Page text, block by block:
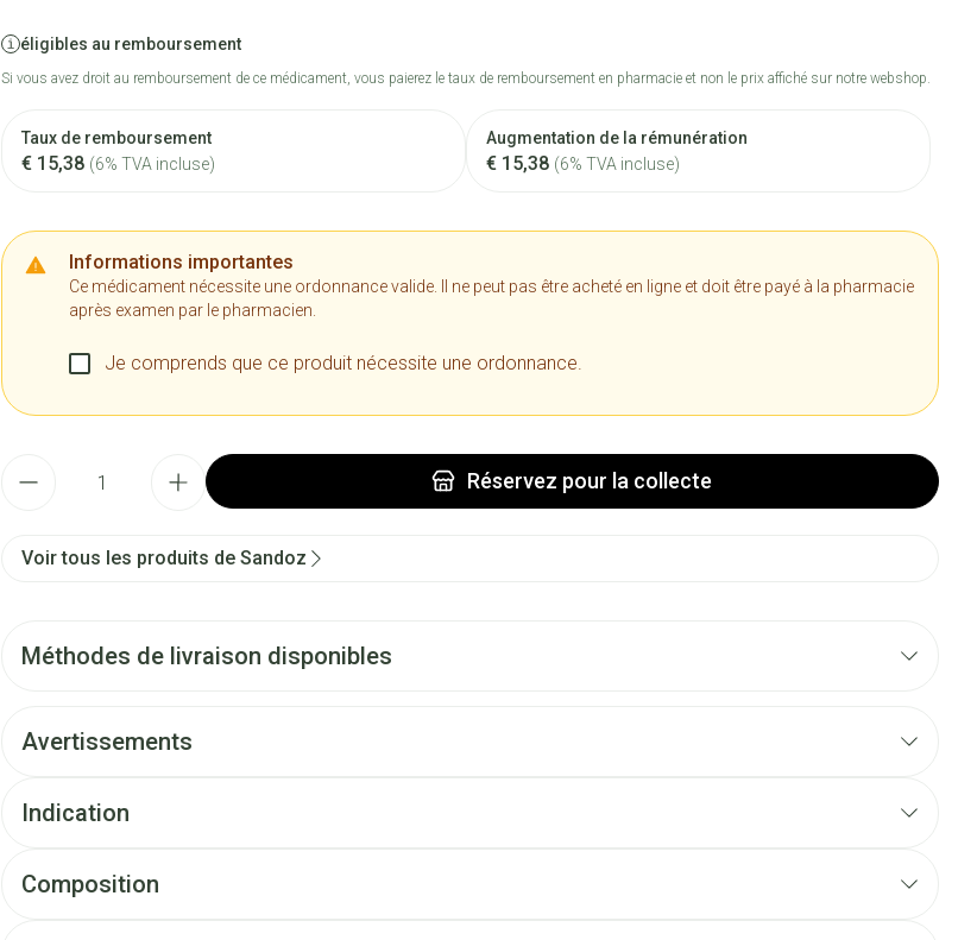
éligibles au remboursement
Si vous avez droit au remboursement de ce médicament, vous paierez le taux de remboursement en pharmacie et non le prix affiché sur notre webshop.
Taux de remboursement
€ 15,38 (6% TVA incluse)
Augmentation de la rémunération
€ 15,38 (6% TVA incluse)
Informations importantes
Ce médicament nécessite une ordonnance valide. Il ne peut pas être acheté en ligne et doit être payé à la pharmacie
après examen par le pharmacien.
Je comprends que ce produit nécessite une ordonnance.
Réservez pour la collecte
Voir tous les produits de Sandoz
Méthodes de livraison disponibles
Avertissements
Indication
Composition